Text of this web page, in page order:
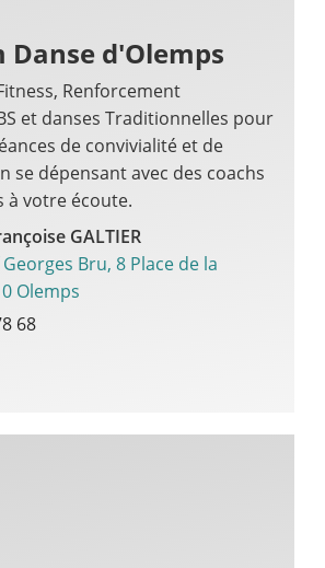
Danse d'Olemps
Renforcement
et danses Traditionnelles pour
de convivialité et de
se dépensant avec des coachs
à votre écoute.
GALTIER
Bru, 8 Place de la
Olemps
68